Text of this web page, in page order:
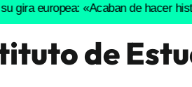
«Acaban de hacer historia»
de